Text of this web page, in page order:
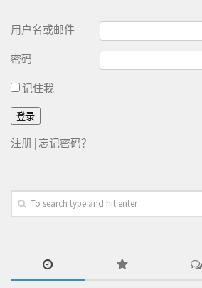
用户名或邮件
密码
记住我
注册 | 忘记密码？